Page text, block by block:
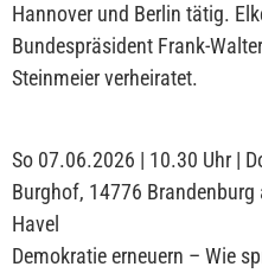
Hannover und Berlin tätig.
Bundespräsident Frank-Walter
Steinmeier verheiratet.
So 07.06.2026 | 10.30 Uhr |
Burghof, 14776 Brandenburg
Havel
Demokratie erneuern – Wie